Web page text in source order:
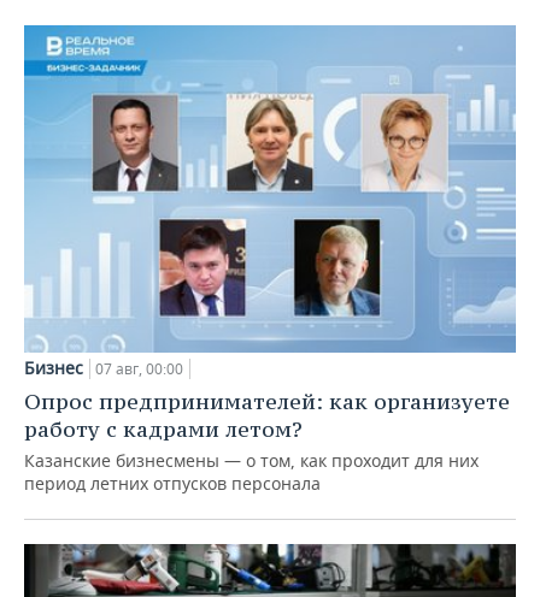
Бизнес 07 авг, 00:00
Опрос предпринимателей: как организуете
работу с кадрами летом?
Казанские бизнесмены — о том, как проходит для них
период летних отпусков персонала